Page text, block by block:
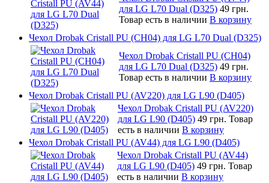
для LG L70 Dual (D325) 49 грн.
Товар есть в наличии В корзину
Чехол Drobak Cristall PU (CH04) для LG L70 Dual (D325)
Чехол Drobak Cristall PU (CH04)
для LG L70 Dual (D325) 49 грн.
Товар есть в наличии В корзину
Чехол Drobak Cristall PU (AV220) для LG L90 (D405)
Чехол Drobak Cristall PU (AV220)
для LG L90 (D405) 49 грн. Товар
есть в наличии В корзину
Чехол Drobak Cristall PU (AV44) для LG L90 (D405)
Чехол Drobak Cristall PU (AV44)
для LG L90 (D405) 49 грн. Товар
есть в наличии В корзину